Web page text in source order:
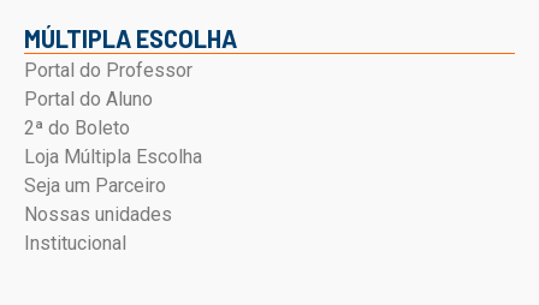
MÚLTIPLA ESCOLHA
Portal do Professor
Portal do Aluno
2ª do Boleto
Loja Múltipla Escolha
Seja um Parceiro
Nossas unidades
Institucional